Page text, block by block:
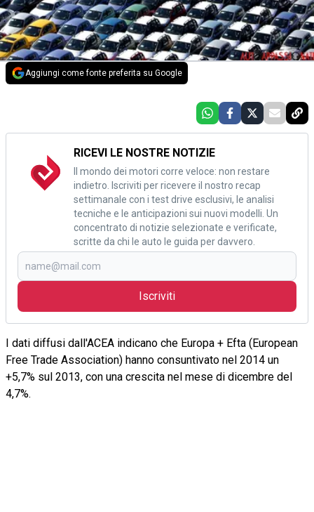
Aggiungi come fonte preferita su Google
RICEVI LE NOSTRE NOTIZIE
Il mondo dei motori corre veloce: non restare
indietro. Iscriviti per ricevere il nostro recap
settimanale con i test drive esclusivi, le analisi
tecniche e le anticipazioni sui nuovi modelli. Un
concentrato di notizie selezionate e verificate,
scritte da chi le auto le guida per davvero.
Iscriviti
I dati diffusi dall'ACEA indicano che Europa + Efta (European
Free Trade Association) hanno consuntivato nel 2014 un
+5,7% sul 2013, con una crescita nel mese di dicembre del
4,7%.